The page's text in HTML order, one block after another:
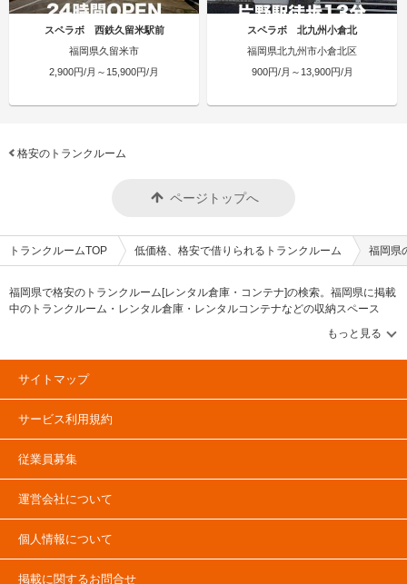
スペラボ 西鉄久留米駅前
福岡県久留米市
2,900円/月～15,900円/月
スペラボ 北九州小倉北
福岡県北九州市小倉北区
900円/月～13,900円/月
格安のトランクルーム
ページトップへ
トランクルームTOP 低価格、格安で借りられるトランクルーム 福岡県
福岡県で格安のトランクルーム[レンタル倉庫・コンテナ]の検索。福岡県に掲載
中のトランクルーム・レンタル倉庫・レンタルコンテナなどの収納スペース
時間出し入れ可能などの希望条件で絞込み！豊富な物件数から様々な方法でご
希望の収納スペースを簡単に探せるトランクルーム情報サイトです。福岡県で
気になるトランクルームを見つけたら、メールか電話でお問合せが可能です
サイトマップ
サービス利用規約
従業員募集
運営会社について
個人情報について
掲載に関するお問合せ